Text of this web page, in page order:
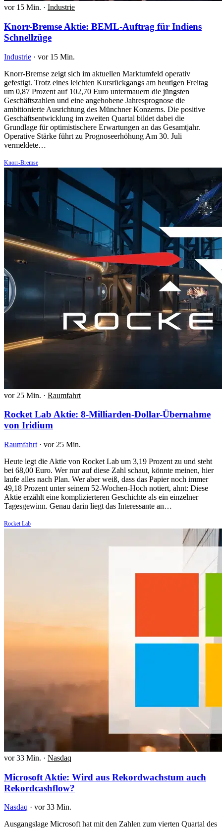
vor 15 Min. · Industrie
Knorr-Bremse Aktie: BEML-Auftrag für Indiens
Schnellzüge
Industrie · vor 15 Min.
Knorr-Bremse zeigt sich im aktuellen Marktumfeld operativ
gefestigt. Trotz eines leichten Kursrückgangs am heutigen Freitag
um 0,87 Prozent auf 102,70 Euro untermauern die jüngsten
Geschäftszahlen und eine angehobene Jahresprognose die
ambitionierte Ausrichtung des Münchner Konzerns. Die positive
Geschäftsentwicklung im zweiten Quartal bildet dabei die
Grundlage für optimistischere Erwartungen an das Gesamtjahr.
Operative Stärke führt zu Prognoseerhöhung Am 30. Juli
vermeldete…
Knorr-Bremse
vor 25 Min. · Raumfahrt
Rocket Lab Aktie: 8-Milliarden-Dollar-Übernahme
von Iridium
Raumfahrt · vor 25 Min.
Heute legt die Aktie von Rocket Lab um 3,19 Prozent zu und steht
bei 68,00 Euro. Wer nur auf diese Zahl schaut, könnte meinen, hier
laufe alles nach Plan. Wer aber weiß, dass das Papier noch immer
49,18 Prozent unter seinem 52-Wochen-Hoch notiert, ahnt: Diese
Aktie erzählt eine komplizierteren Geschichte als ein einzelner
Tagesgewinn. Genau darin liegt das Interessante an…
Rocket Lab
vor 33 Min. · Nasdaq
Microsoft Aktie: Wird aus Rekordwachstum auch
Rekordcashflow?
Nasdaq · vor 33 Min.
Ausgangslage Microsoft hat mit den Zahlen zum vierten Quartal des